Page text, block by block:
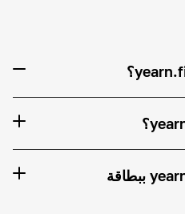
هل يمكنني شراء yearn.finance ببطاقة